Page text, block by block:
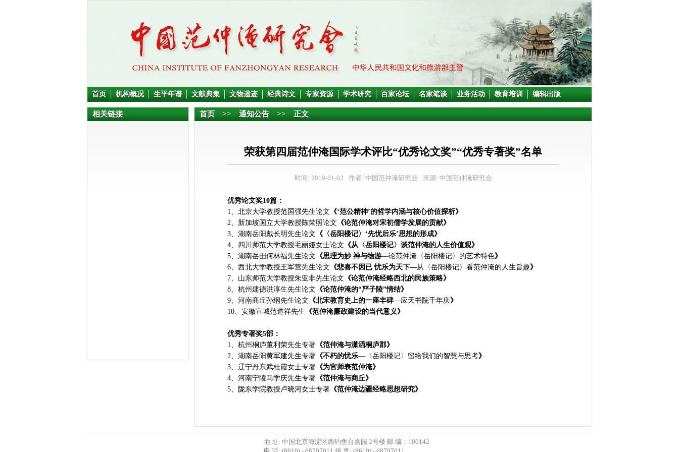
首页 机构概况 生平年谱 文献典集 文物遗迹 经典诗文 专家资源 学术研究 百家论坛 名家笔谈 业务活动 教育培训 编辑出版
相关链接 首页 >> 通知公告 >> 正文
荣获第四届范仲淹国际学术评比“优秀论文奖”“优秀专著奖”名单
时间: 2019-01-02 作者: 中国范仲淹研究会 来源: 中国范仲淹研究会
优秀论文奖10篇：
1、北京大学教授范国强先生论文 《‘范公精神’的哲学内涵与核心价值探析》
2、新加坡国立大学教授陈荣照论文 《论范仲淹对宋初儒学发展的贡献》
3、湖南岳阳戴长明先生论文 《〈岳阳楼记〉‘先忧后乐’思想的形成》
4、四川师范大学教授毛丽娅女士论文 《从〈岳阳楼记〉谈范仲淹的人生价值观》
5、湖南岳昍何林福先生论文 《思理为妙 神与物游—论范仲淹〈岳阳楼记〉的艺术特色》
6、西北大学教授王军营先生论文 《悲喜不因已 忧乐为天下—从〈岳阳楼记〉看范仲淹的人生旨趣》
7、山东师范大学教授朱亚非先生论文 《论范仲淹经略西北的民族策略》
8、杭州建德洪淳生先生论文 《论范仲淹的“严子陵”情结》
9、河南商丘孙纲先生论文 《北宋教育史上的一座丰碑—应天书院千年庆》
10、安徽宣城范道祥先生 《范仲淹廉政建设的当代意义》
优秀专著奖5部：
1、杭州桐庐董利荣先生专著 《范仲淹与潇洒桐庐郡》
2、湖南岳阳黄军建先生专著 《不朽的忧乐—〈岳阳楼记〉留给我们的智慧与思考》
3、辽宁丹东武桂霞女士专著 《为官师表范仲淹》
4、河南宁陵马学庆先生专著 《范仲淹与商丘》
5、陇东学院教授卢晓河女士专著 《范仲淹边疆经略思想研究》
地 址: 中国北京海淀区西钓鱼台嘉园 2号楼 邮 编：100142